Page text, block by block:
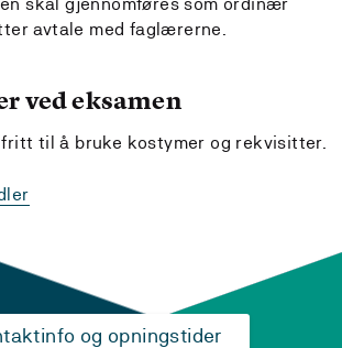
avtale med faglærerne.
ved eksamen
til å bruke kostymer og rekvisitter.
og opningstider